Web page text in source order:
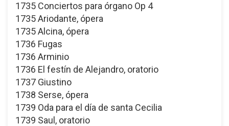
1735 Conciertos para órgano Op 4
1735 Ariodante, ópera
1735 Alcina, ópera
1736 Fugas
1736 Arminio
1736 El festín de Alejandro, oratorio
1737 Giustino
1738 Serse, ópera
1739 Oda para el día de santa Cecilia
1739 Saul, oratorio